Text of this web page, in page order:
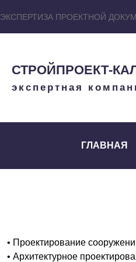
ЭКСПЕРТИЗА ПРОЕКТНОЙ
СТРОЙПРОЕКТ-
экспертная
ГЛАВНАЯ
• Проектирование
• Архитектурное